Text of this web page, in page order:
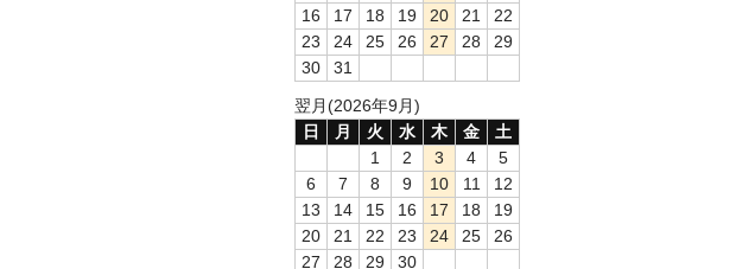
16
17 18 19 20 21
22
23
24 25 26 27 28
29
30
31
翌月(2026年9月)
日
月 火 水 木 金
土
1
2 3 4
5
6
7 8 9 10 11
12
13
14 15 16 17 18
19
20
21 22 23 24 25
26
27
28 29
30